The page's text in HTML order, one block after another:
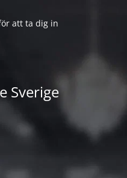
att ta dig in
Sverige